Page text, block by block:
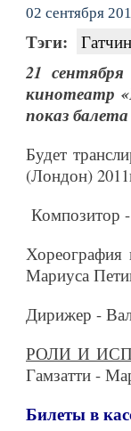
02 сентября
Тэги:
21
кинотеатр
показ
Будет
(Лондон)
Композитор
Хореография
Мариуса
Дирижер -
РОЛИ И
Гамзатти -
Билеты в